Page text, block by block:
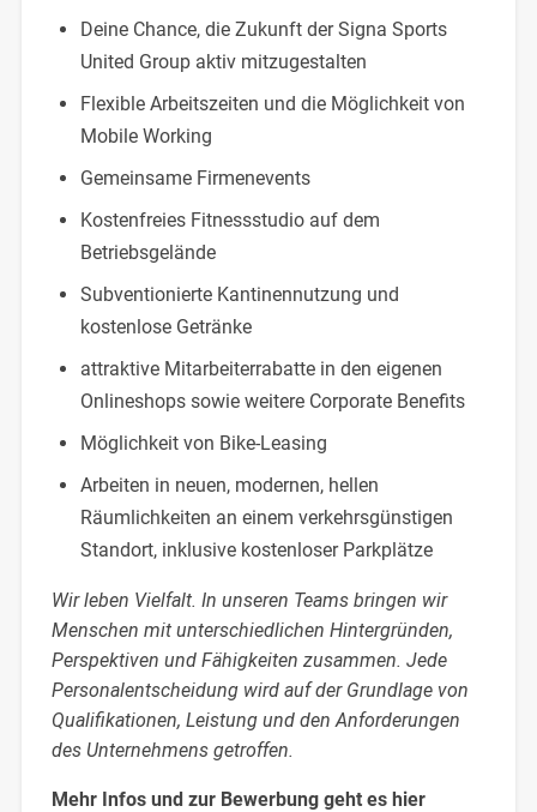
Deine Chance, die Zukunft der Signa Sports
United Group aktiv mitzugestalten
Flexible Arbeitszeiten und die Möglichkeit von
Mobile Working
Gemeinsame Firmenevents
Kostenfreies Fitnessstudio auf dem
Betriebsgelände
Subventionierte Kantinennutzung und
kostenlose Getränke
attraktive Mitarbeiterrabatte in den eigenen
Onlineshops sowie weitere Corporate Benefits
Möglichkeit von Bike-Leasing
Arbeiten in neuen, modernen, hellen
Räumlichkeiten an einem verkehrsgünstigen
Standort, inklusive kostenloser Parkplätze
Wir leben Vielfalt. In unseren Teams bringen wir
Menschen mit unterschiedlichen Hintergründen,
Perspektiven und Fähigkeiten zusammen. Jede
Personalentscheidung wird auf der Grundlage von
Qualifikationen, Leistung und den Anforderungen
des Unternehmens getroffen.
Mehr Infos und zur Bewerbung geht es hier